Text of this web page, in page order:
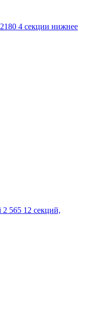
4 секции нижнее
2 565 12 секций,